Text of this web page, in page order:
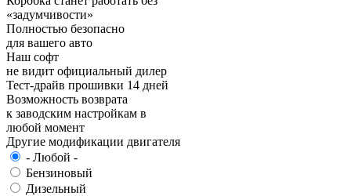
«задумчивости»
Полностью безопасно
для вашего авто
Наш софт
не видит официальный дилер
Тест-драйв прошивки 14 дней
Возможность возврата
к заводским настройкам в
любой момент
Другие модификации двигателя
- Любой -
Бензиновый
Дизельный